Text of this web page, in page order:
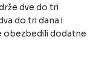
dve do tri
do tri dana i
obezbedili dodatne